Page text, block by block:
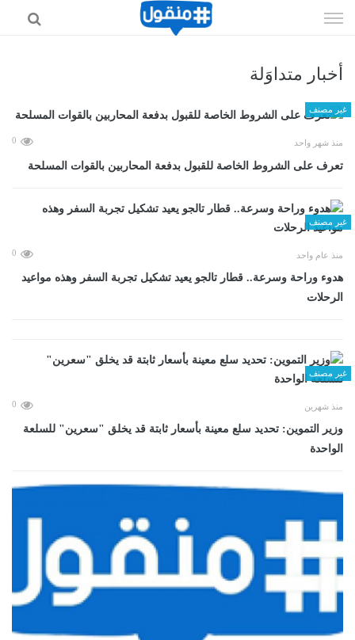
الى
أخبار متداوَلة
غير مصنف
منذ شهر واحد 0
تعرف على الشروط الخاصة للقبول بدفعة المحاربين بالقوات المسلحة
غير مصنف
منذ عام واحد 0
هدوء وراحة وسرعة.. قطار تالجو يعيد تشكيل تجربة السفر وهذه مواعيد
الرحلات
غير مصنف
منذ شهرين 0
وزير التموين: تحديد سلع معينة بأسعار ثابتة قد يخلق "سعرين" للسلعة
الواحدة